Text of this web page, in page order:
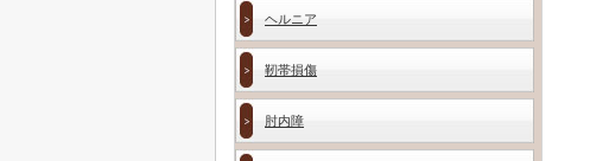
ヘルニア
靭帯損傷
肘内障